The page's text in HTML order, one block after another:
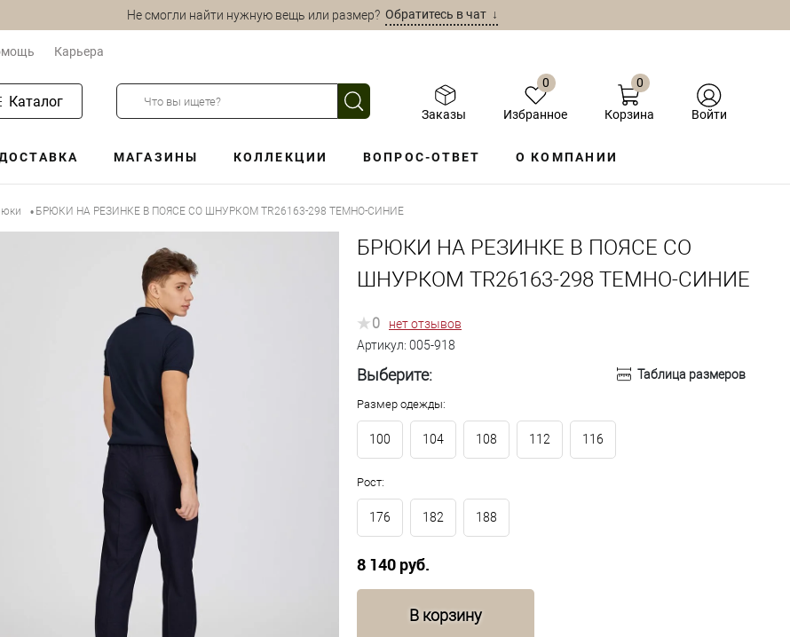
Не смогли найти нужную вещь или размер?Обратитесь в чат ↓
Карьера
Каталог
Заказы
0
Избранное
0
Корзина Войти
МАГАЗИНЫ КОЛЛЕКЦИИ ВОПРОС-ОТВЕТ О КОМПАНИИ
• БРЮКИ НА РЕЗИНКЕ В ПОЯСЕ СО ШНУРКОМ TR26163-298 ТЕМНО-СИНИЕ
БРЮКИ НА РЕЗИНКЕ В ПОЯСЕ СО
ШНУРКОМ TR26163-298 ТЕМНО-СИНИЕ
0
нет отзывов
Артикул: 005-918
Выберите: Таблица размеров
Размер одежды:
100 104 108 112 116
Рост:
176 182 188
8 140 руб.
В корзину